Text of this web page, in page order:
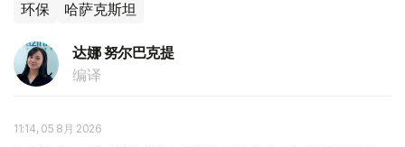
环保 哈萨克斯坦
达娜 努尔巴克提
编译
11:14, 05 8月 2026